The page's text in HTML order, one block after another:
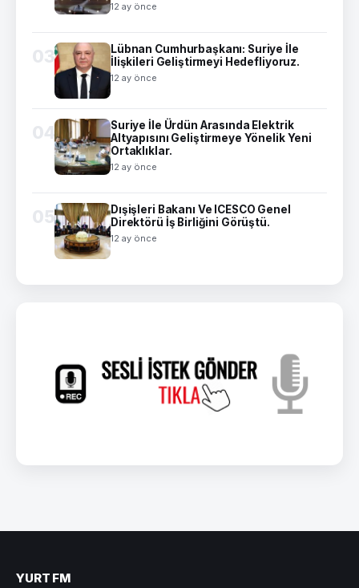
12 ay önce
03
Lübnan Cumhurbaşkanı: Suriye İle
İlişkileri Geliştirmeyi Hedefliyoruz.
12 ay önce
04
Suriye İle Ürdün Arasında Elektrik
Altyapısını Geliştirmeye Yönelik Yeni
Ortaklıklar.
12 ay önce
05
Dışişleri Bakanı Ve ICESCO Genel
Direktörü İş Birliğini Görüştü.
12 ay önce
YURT FM